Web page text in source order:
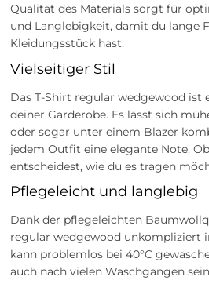
Qualität des Materials sorgt für
und Langlebigkeit, damit du lange
Kleidungsstück hast.
Vielseitiger Stil
Das T-Shirt regular wedgewood ist
deiner Garderobe. Es lässt sich
oder sogar unter einem Blazer
jedem Outfit eine elegante Note.
entscheidest, wie du es tragen
Pflegeleicht und langlebig
Dank der pflegeleichten
regular wedgewood unkompliziert
kann problemlos bei 40°C
auch nach vielen Waschgängen